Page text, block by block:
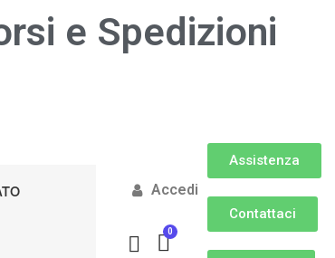
e Spedizioni
Accedi
Assistenza
Contattaci